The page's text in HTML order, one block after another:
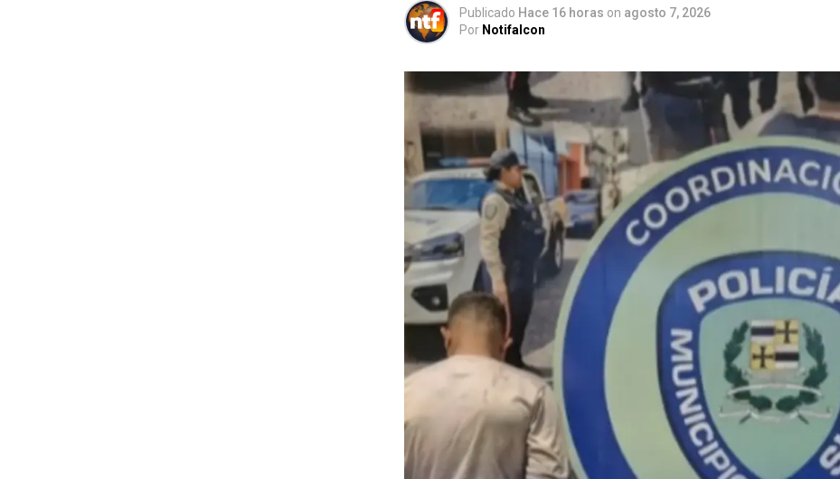
Publicado Hace 16 horas on agosto 7, 2026
Por Notifalcon